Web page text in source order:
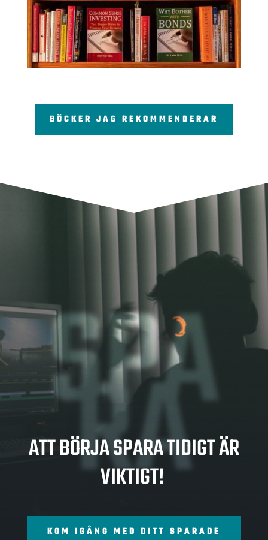
BÖCKER JAG REKOMMENDERAR
SPA
RA
ATT BÖRJA SPARA TIDIGT ÄR
VIKTIGT!
KOM IGÅNG MED DITT SPARADE